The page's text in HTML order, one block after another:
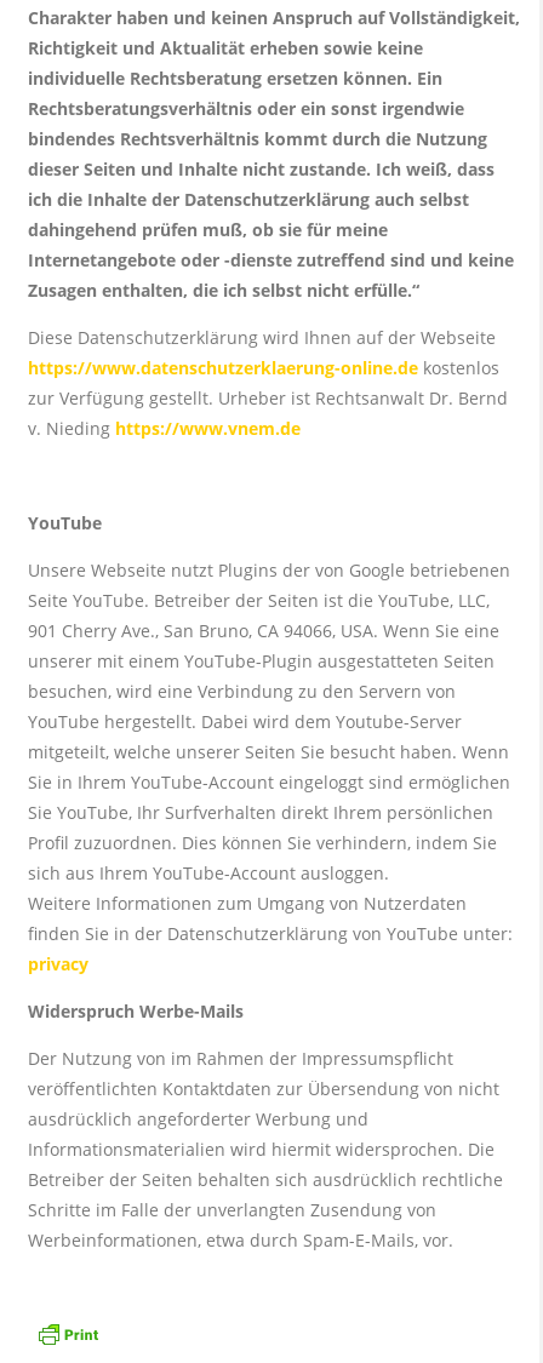
Charakter haben und keinen Anspruch auf Vollständigkeit,
Richtigkeit und Aktualität erheben sowie keine
individuelle Rechtsberatung ersetzen können. Ein
Rechtsberatungsverhältnis oder ein sonst irgendwie
bindendes Rechtsverhältnis kommt durch die Nutzung
dieser Seiten und Inhalte nicht zustande. Ich weiß, dass
ich die Inhalte der Datenschutzerklärung auch selbst
dahingehend prüfen muß, ob sie für meine
Internetangebote oder -dienste zutreffend sind und keine
Zusagen enthalten, die ich selbst nicht erfülle.“
Diese Datenschutzerklärung wird Ihnen auf der Webseite
https://www.datenschutzerklaerung-online.de kostenlos
zur Verfügung gestellt. Urheber ist Rechtsanwalt Dr. Bernd
v. Nieding https://www.vnem.de
YouTube
Unsere Webseite nutzt Plugins der von Google betriebenen
Seite YouTube. Betreiber der Seiten ist die YouTube, LLC,
901 Cherry Ave., San Bruno, CA 94066, USA. Wenn Sie eine
unserer mit einem YouTube-Plugin ausgestatteten Seiten
besuchen, wird eine Verbindung zu den Servern von
YouTube hergestellt. Dabei wird dem Youtube-Server
mitgeteilt, welche unserer Seiten Sie besucht haben. Wenn
Sie in Ihrem YouTube-Account eingeloggt sind ermöglichen
Sie YouTube, Ihr Surfverhalten direkt Ihrem persönlichen
Profil zuzuordnen. Dies können Sie verhindern, indem Sie
sich aus Ihrem YouTube-Account ausloggen.
Weitere Informationen zum Umgang von Nutzerdaten
finden Sie in der Datenschutzerklärung von YouTube unter:
privacy
Widerspruch Werbe-Mails
Der Nutzung von im Rahmen der Impressumspflicht
veröffentlichten Kontaktdaten zur Übersendung von nicht
ausdrücklich angeforderter Werbung und
Informationsmaterialien wird hiermit widersprochen. Die
Betreiber der Seiten behalten sich ausdrücklich rechtliche
Schritte im Falle der unverlangten Zusendung von
Werbeinformationen, etwa durch Spam-E-Mails, vor.